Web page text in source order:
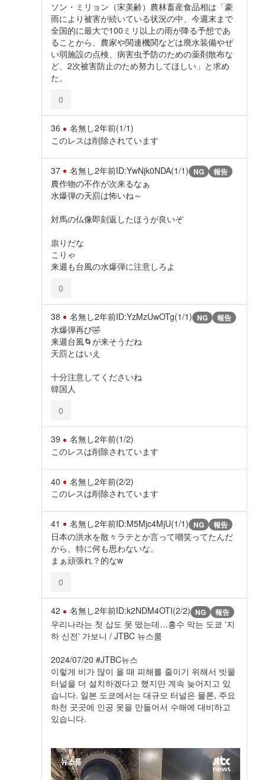
ソン・ミリョン（宋美齢）農林畜産食品相は「豪
雨により被害が続いている状況の中、今週末まで
全国的に最大で100ミリ以上の雨が降る予想であ
ることから、農家や関連機関などは廃水装備やぜ
い弱施設の点検、病害虫予防のための薬剤散布な
ど、2次被害防止のため努力してほしい」と求め
た。
0
36 名無し2年前(1/1)
このレスは削除されています
37 名無し2年前ID:YwNjk0NDA(1/1) NG 報告
農作物の不作が次来るなぁ
水爆弾の天罰は怖いね～
対馬の仏像即刻返したほうが良いぞ
祟りだな
こりゃ
来週も台風の水爆弾に注意しろよ
0
38 名無し2年前ID:YzMzUwOTg(1/1) NG 報告
水爆弾再び🤣
来週台風🌀が来そうだね
天罰とはいえ
十分注意してくださいね
韓国人
0
39 名無し2年前(1/2)
このレスは削除されています
40 名無し2年前(2/2)
このレスは削除されています
41 名無し2年前ID:M5Mjc4MjU(1/1) NG 報告
日本の洪水を散々ラテとか言って嘲笑ってたんだ
から、特に何も思わないな。
まぁ頑張れ？的なw
0
42 名無し2年前ID:k2NDM4OTI(2/2) NG 報告
우리나라는 첫 삽도 못 떴는데…홍수 막는 도쿄 '지
하 신전' 가보니 / JTBC 뉴스룸
2024/07/20 #JTBC뉴스
이렇게 비가 많이 올 때 피해를 줄이기 위해서 빗물
터널을 더 설치하겠다고 했지만 계속 늦어지고 있
습니다. 일본 도쿄에서는 대규모 터널은 물론, 주요
하천 곳곳에 인공 못을 만들어서 수해에 대비하고
있습니다.